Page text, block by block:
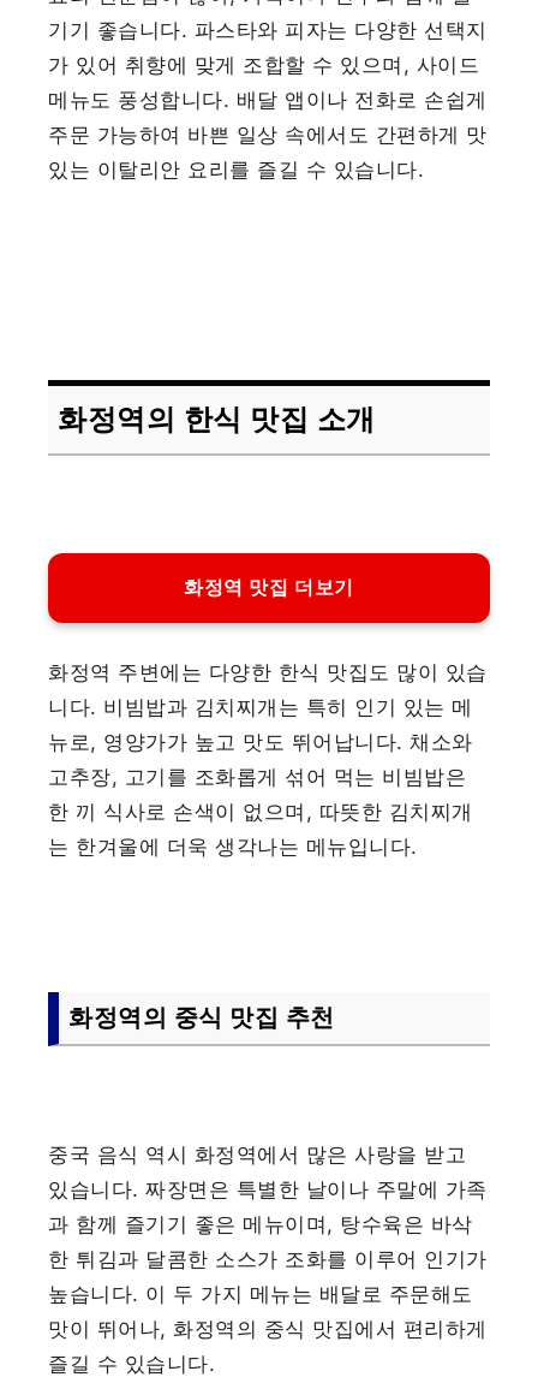
기기 좋습니다. 파스타와 피자는 다양한 선택지
가 있어 취향에 맞게 조합할 수 있으며, 사이드
메뉴도 풍성합니다. 배달 앱이나 전화로 손쉽게
주문 가능하여 바쁜 일상 속에서도 간편하게 맛
있는 이탈리안 요리를 즐길 수 있습니다.
화정역의 한식 맛집 소개
화정역 맛집 더보기
화정역 주변에는 다양한 한식 맛집도 많이 있습
니다. 비빔밥과 김치찌개는 특히 인기 있는 메
뉴로, 영양가가 높고 맛도 뛰어납니다. 채소와
고추장, 고기를 조화롭게 섞어 먹는 비빔밥은
한 끼 식사로 손색이 없으며, 따뜻한 김치찌개
는 한겨울에 더욱 생각나는 메뉴입니다.
화정역의 중식 맛집 추천
중국 음식 역시 화정역에서 많은 사랑을 받고
있습니다. 짜장면은 특별한 날이나 주말에 가족
과 함께 즐기기 좋은 메뉴이며, 탕수육은 바삭
한 튀김과 달콤한 소스가 조화를 이루어 인기가
높습니다. 이 두 가지 메뉴는 배달로 주문해도
맛이 뛰어나, 화정역의 중식 맛집에서 편리하게
즐길 수 있습니다.